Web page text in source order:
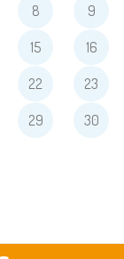
8 9
15 16
22 23
29 30